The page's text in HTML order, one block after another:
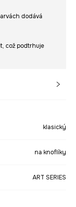
dodává
což podtrhuje
klasický
na knoflíky
ART SERIES